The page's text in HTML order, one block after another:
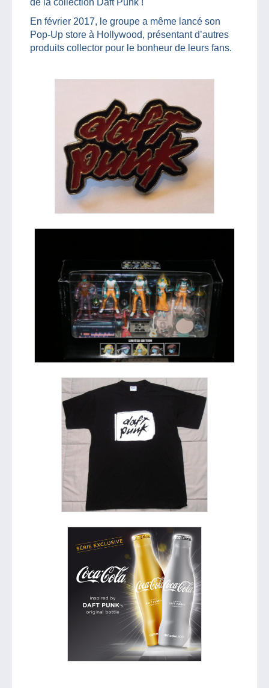
En février 2017, le groupe a même lancé son
Pop-Up store à Hollywood, présentant d’autres
produits collector pour le bonheur de leurs fans.